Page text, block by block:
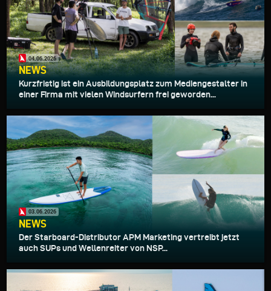
04.06.2026
NEWS
Kurzfristig ist ein Ausbildungsplatz zum Mediengestalter in
einer Firma mit vielen Windsurfern frei geworden...
03.06.2026
NEWS
Der Starboard-Distributor APM Marketing vertreibt jetzt
auch SUPs und Wellenreiter von NSP...